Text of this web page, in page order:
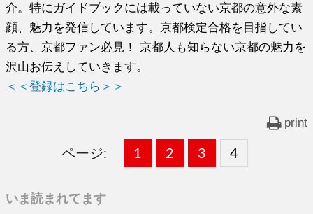
介。特にガイドブックには載っていない京都の意外な素
顔、魅力を発信しています。京都検定合格を目指してい
る方、京都ファン必見！ 京都人も知らない京都の魅力を
沢山お伝えしていきます。
＜＜登録はこちら＞＞
print
ページ:
固
1 ,
固
2 ,
固
3 ,
固
4
いま読まれてます